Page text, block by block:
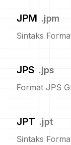
JPM .jpm
Sintaks
JPS .jps
Format JPS
JPT .jpt
Sintaks